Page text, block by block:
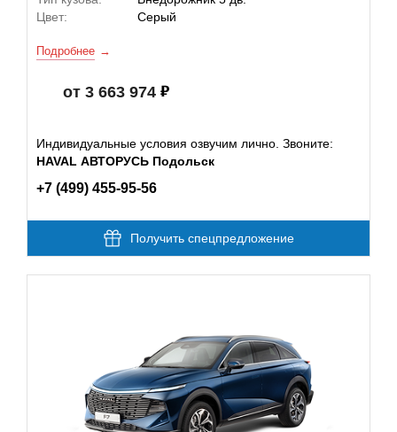
Цвет:
Серый
Подробнее
от 3 663 974
Индивидуальные условия озвучим лично. Звоните:
HAVAL АВТОРУСЬ Подольск
+7 (499) 455-95-56
Получить спецпредложение